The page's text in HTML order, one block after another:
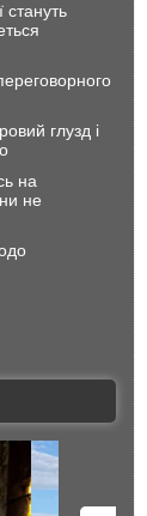
стануть
глузд і
на
не